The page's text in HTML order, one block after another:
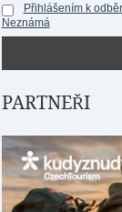
Přihlášením k
Neznámá
PARTNEŘI